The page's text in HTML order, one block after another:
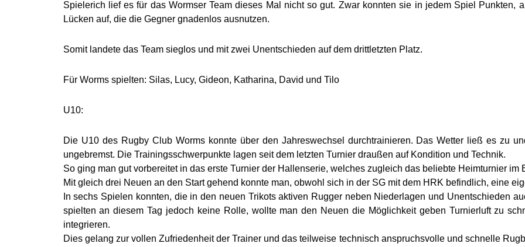
Spielerich lief es für das Wormser Team dieses Mal nicht so gut. Zwar konnten sie in jedem Spiel Punkten,
Lücken auf, die die Gegner gnadenlos ausnutzen.
Somit landete das Team sieglos und mit zwei Unentschieden auf dem drittletzten Platz.
Für Worms spielten: Silas, Lucy, Gideon, Katharina, David und Tilo
U10:
Die U10 des Rugby Club Worms konnte über den Jahreswechsel durchtrainieren. Das Wetter ließ es zu
ungebremst. Die Trainingsschwerpunkte lagen seit dem letzten Turnier draußen auf Kondition und Technik.
So ging man gut vorbereitet in das erste Turnier der Hallenserie, welches zugleich das beliebte Heimturnier im
Mit gleich drei Neuen an den Start gehend konnte man, obwohl sich in der SG mit dem HRK befindlich, eine
In sechs Spielen konnten, die in den neuen Trikots aktiven Rugger neben Niederlagen und Unentschieden
spielten an diesem Tag jedoch keine Rolle, wollte man den Neuen die Möglichkeit geben Turnierluft zu
integrieren.
Dies gelang zur vollen Zufriedenheit der Trainer und das teilweise technisch anspruchsvolle und schnelle